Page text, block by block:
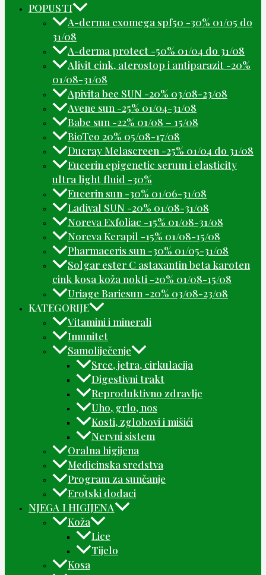
POPUSTI
A-derma exomega spf50 -30% 01/05 do
31/08
A-derma protect -50% 01/04 do 31/08
Alivit cink, aterostop i antiparazit -20%
01/08-31/08
Apivita bee SUN -20% 03/08-23/08
Avene sun -25% 01/04-31/08
Babe sun -22% 01/08 – 15/08
BioTeo 20% 05/08-17/08
Ducray Melascreen -25% 01/04 do 31/08
Eucerin epigenetic serum i elasticity
ultra light fluid -30%
Eucerin sun -30% 01/06-31/08
Ladival SUN -20% 01/08-31/08
Noreva Exfoliac -15% 01/08-31/08
Noreva Kerapil -15% 01/08-15/08
Pharmaceris sun -30% 01/05-31/08
Solgar ester C astaxantin beta karoten
cink kosa koža nokti -20% 01/08-15/08
Uriage Bariesun -20% 03/08-23/08
KATEGORIJE
Vitamini i minerali
Imunitet
Samoliječenje
Srce, jetra, cirkulacija
Digestivni trakt
Reproduktivno zdravlje
Uho, grlo, nos
Kosti, zglobovi i mišići
Nervni sistem
Oralna higijena
Medicinska sredstva
Program za sunčanje
Erotski dodaci
NJEGA I HIGIJENA
Koža
Lice
Tijelo
Kosa